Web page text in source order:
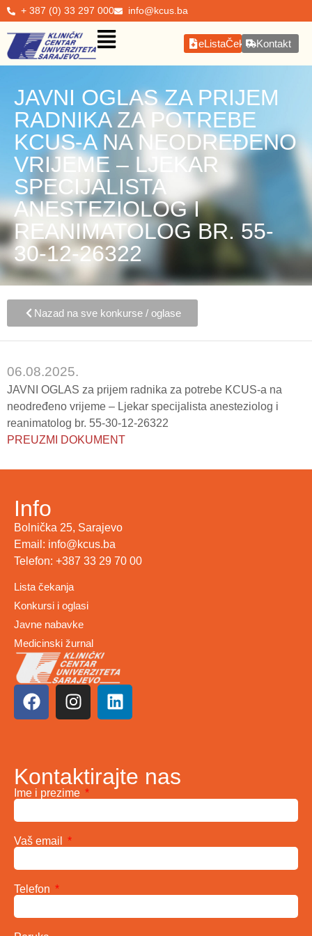
+ 387 (0) 33 297 000 info@kcus.ba
eListaČekanjaKontakt
JAVNI OGLAS ZA PRIJEM
RADNIKA ZA POTREBE
KCUS-A NA NEODREĐENO
VRIJEME – LJEKAR
SPECIJALISTA
ANESTEZIOLOG I
REANIMATOLOG BR. 55-
30-12-26322
Nazad na sve konkurse / oglase
06.08.2025.
JAVNI OGLAS za prijem radnika za potrebe KCUS-a na
neodređeno vrijeme – Ljekar specijalista anesteziolog i
reanimatolog br. 55-30-12-26322
PREUZMI DOKUMENT
Info
Bolnička 25, Sarajevo
Email: info@kcus.ba
Telefon: +387 33 29 70 00
Lista čekanja
Konkursi i oglasi
Javne nabavke
Medicinski žurnal
Kontaktirajte nas
Ime i prezime
Vaš email
Telefon